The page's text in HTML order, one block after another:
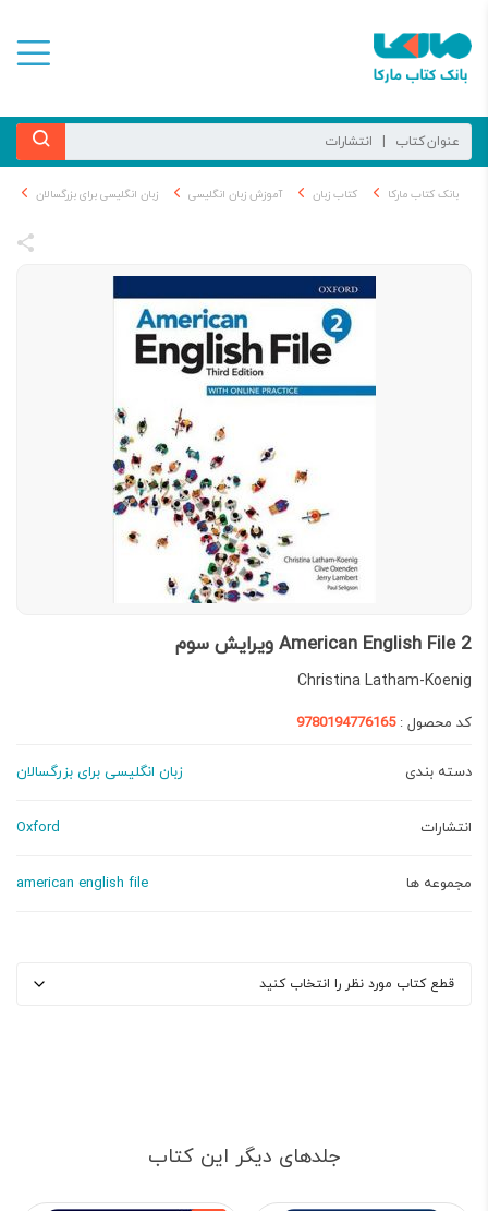
بانک کتاب مارکا کتاب زبان آموزش زبان انگلیسی زبان انگلیسی برای بزرگسالان
American English File 2 ویرایش سوم
Christina Latham-Koenig
کد محصول :9780194776165
دسته بندی زبان انگلیسی برای بزرگسالان
انتشارات Oxford
مجموعه ها american english file
جلدهای دیگر این کتاب